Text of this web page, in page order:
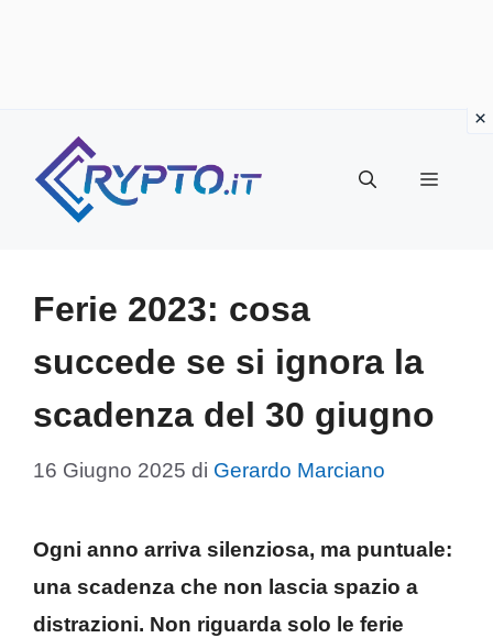
contenuto
Menu
Ferie 2023: cosa
succede se si ignora la
scadenza del 30 giugno
16 Giugno 2025 di Gerardo Marciano
Ogni anno arriva silenziosa, ma puntuale:
una scadenza che non lascia spazio a
distrazioni. Non riguarda solo le ferie